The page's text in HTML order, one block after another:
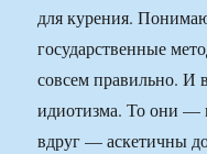
для курения.
государственные
совсем правильно. И
идиотизма. То они —
вдруг — аскетичны